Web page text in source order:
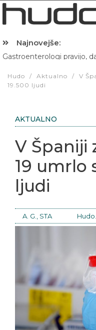
Najnovejše:
Gastroenterologi pravijo,
Hudo / Aktualno /
V
19.500 ljudi
AKTUALNO
V Španiji
19 umrlo
ljudi
A. G., STA